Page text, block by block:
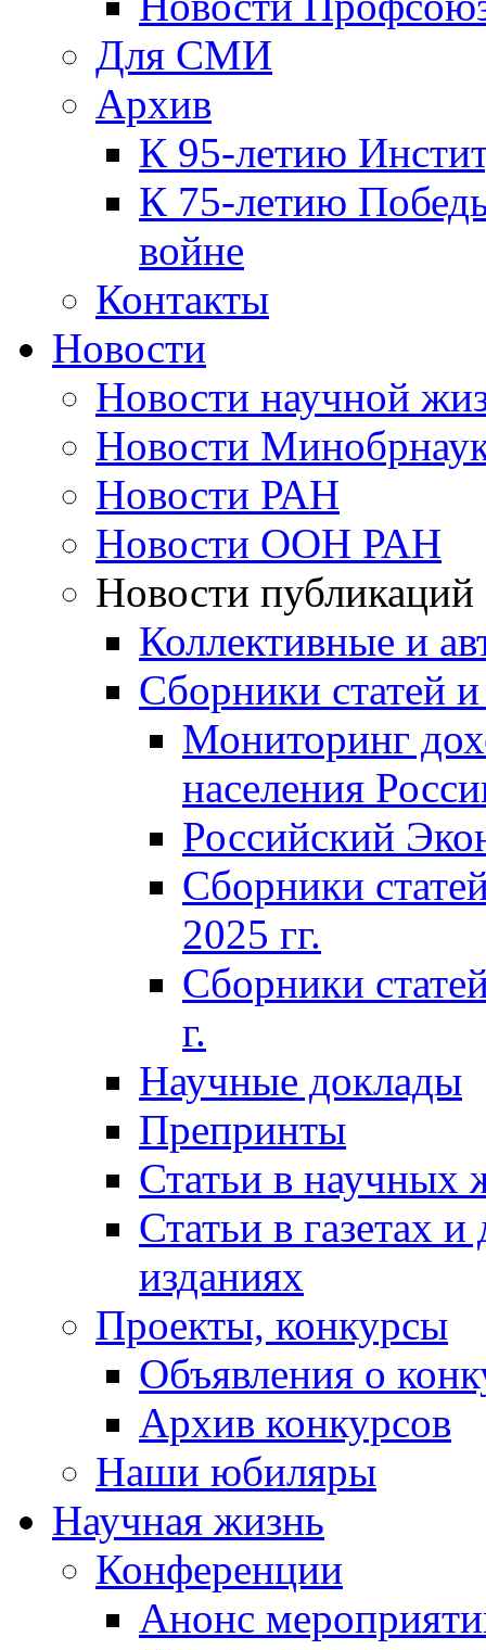
Для СМИ
Архив
К 95-летию
К 75-летию
войне
Контакты
Новости
Новости научной
Новости
Новости РАН
Новости ООН РАН
Новости публикаций
Коллективные и
Сборники статей
Мониторинг
населения
Российский
Сборники
2025 гг.
Сборники
г.
Научные доклады
Препринты
Статьи в научных
Статьи в газетах
изданиях
Проекты, конкурсы
Объявления о
Архив конкурсов
Наши юбиляры
Научная жизнь
Конференции
Анонс